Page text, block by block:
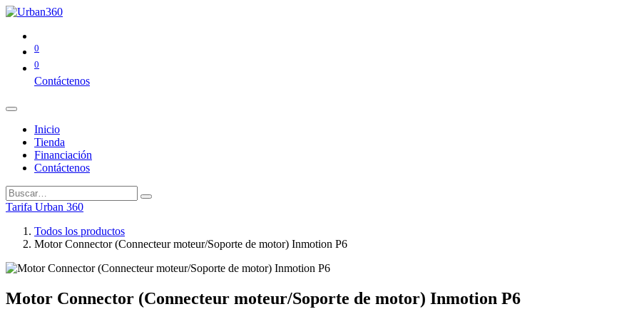
0
0
Contáctenos
Inicio
Tienda
Financiación
Contáctenos
Tarifa Urban 360
Todos los productos
Motor Connector (Connecteur moteur/Soporte de motor) Inmotion P6
Motor Connector (Connecteur moteur/Soporte de motor) Inmotion P6